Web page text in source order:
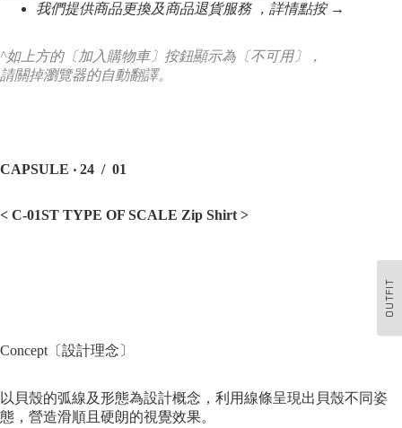
OUTFIT
我們提供商品更換及商品退貨服務 ，詳情點按 →
^如上方的〔加入購物車〕按鈕顯示為〔不可用〕，
請關掉瀏覽器的自動翻譯。
CAPSULE ‧ 24 / 01
< C-01ST TYPE OF SCALE Zip Shirt >
Concept〔設計理念〕
以貝殼的弧線及形態為設計概念，利用線條呈現出貝殼不同姿
態，營造滑順且硬朗的視覺效果。